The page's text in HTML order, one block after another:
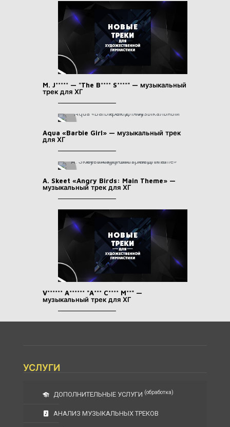
M. J***** — "The B**** S****" — музыкальный
трек для ХГ
Aqua «Barbie Girl» — музыкальный трек
для ХГ
A. Skeet «Angry Birds: Main Theme» —
музыкальный трек для ХГ
V****** A****** "A*** C**** M**" —
музыкальный трек для ХГ
УСЛУГИ
ДОПОЛНИТЕЛЬНЫЕ УСЛУГИ (обработка)
АНАЛИЗ МУЗЫКАЛЬНЫХ ТРЕКОВ